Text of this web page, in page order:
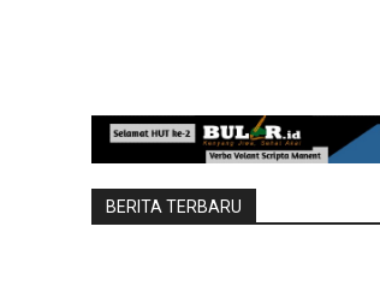
BERITA TERBARU